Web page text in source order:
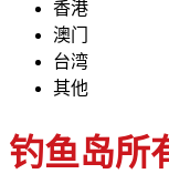
香港
澳门
台湾
其他
钓鱼岛所